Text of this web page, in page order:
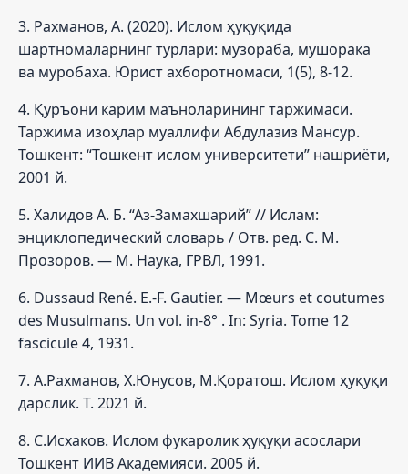
3. Рахманов, А. (2020). Ислом ҳуқуқида
шартномаларнинг турлари: музораба, мушорака
ва муробаха. Юрист ахборотномаси, 1(5), 8-12.
4. Қуръони карим маъноларининг таржимаси.
Таржима изоҳлар муаллифи Абдулазиз Мансур.
Тошкент: “Тошкент ислом университети” нашриёти,
2001 й.
5. Халидов А. Б. “Аз-Замахшарий” // Ислам:
энциклопедический словарь / Отв. ред. С. М.
Прозоров. — М. Наука, ГРВЛ, 1991.
6. Dussaud René. E.-F. Gautier. — Mœurs et coutumes
des Musulmans. Un vol. in-8° . In: Syria. Tome 12
fascicule 4, 1931.
7. А.Рахманов, Х.Юнусов, М.Қоратош. Ислом ҳуқуқи
дарслик. Т. 2021 й.
8. С.Исхаков. Ислом фукаролик ҳуқуқи асослари
Тошкент ИИВ Академияси. 2005 й.